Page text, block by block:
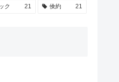
ク 21 倹約 21